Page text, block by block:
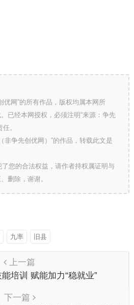
优网”的所有作品，版权均属本网所
已经本网授权，必须注明“来源：争先
。
非争先创优网）”的作品，转载此文是
您的合法权益，请作者持权属证明与
删除，谢谢。
九率 旧县
上一篇
培训 赋能加力“稳就业”
下一篇